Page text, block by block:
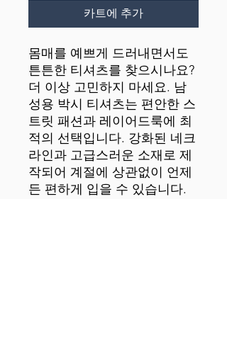
카트에 추가
몸매를 예쁘게 드러내면서도
튼튼한 티셔츠를 찾으시나요?
더 이상 고민하지 마세요. 남
성용 박시 티셔츠는 편안한 스
트릿 패션과 레이어드룩에 최
적의 선택입니다. 강화된 네크
라인과 고급스러운 소재로 제
작되어 계절에 상관없이 언제